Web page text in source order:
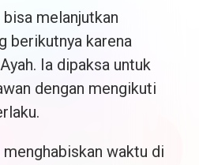
melanjutkan
berikutnya karena
Ia dipaksa untuk
dengan mengikuti
menghabiskan waktu di